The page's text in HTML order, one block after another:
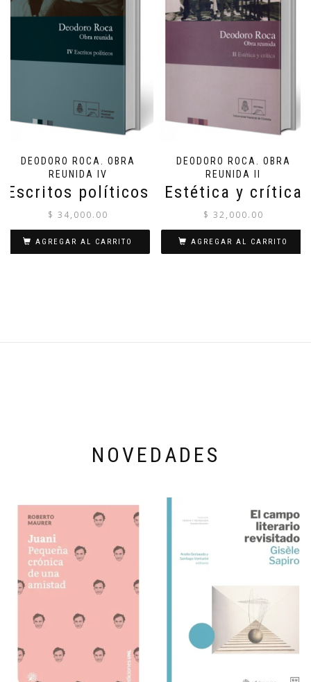
DEODORO ROCA. OBRA
REUNIDA IV
Escritos políticos
$ 34,000.00
AGREGAR AL CARRITO
DEODORO ROCA. OBRA
REUNIDA II
Estética y crítica
$ 32,000.00
AGREGAR AL CARRITO
NOVEDADES